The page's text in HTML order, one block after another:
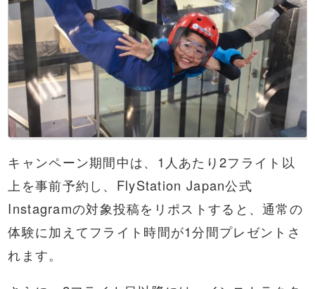
キャンペーン期間中は、1人あたり2フライト以
上を事前予約し、FlyStation Japan公式
Instagramの対象投稿をリポストすると、通常の
体験に加えてフライト時間が1分間プレゼントさ
れます。